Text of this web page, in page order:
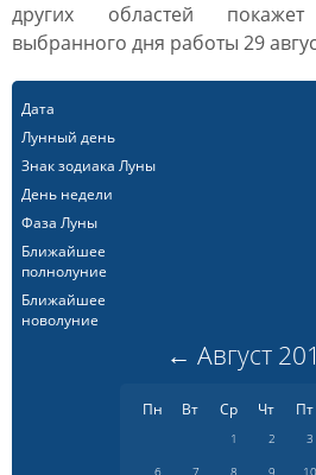
других областей
выбранного дня работы 29
Дата
Лунный день
Знак зодиака Луны
День недели
Фаза Луны
Ближайшее
полнолуние
Ближайшее
новолуние
← Август
Пн Вт Ср Чт Пт
1 2 3
6
7 8 9 10